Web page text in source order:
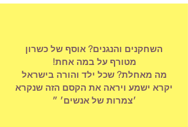
השחקנים והנגנים? אוסף של כשרון
מטורף על במה אחת!
מה מאחלת? שכל ילד והורה בישראל
יקרא ישמע ויראה את הקסם הזה שנקרא
׳צמרות של אנשים׳ ״